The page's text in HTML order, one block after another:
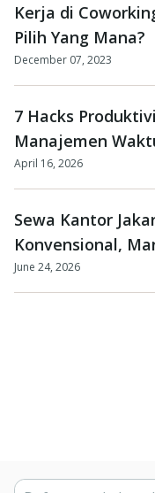
Kerja di
Pilih Yang Mana?
December 07, 2023
7 Hacks
Manajemen
April 16, 2026
Sewa Kantor
Konvensional,
Menguntungkan?
June 24, 2026